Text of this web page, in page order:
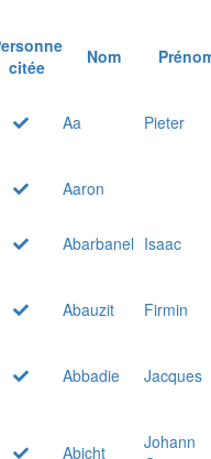
citée
Nom
Aa Pieter
Aaron
Abarbanel Isaac
Abauzit
Firmin
Abbadie
Jacques
Abicht
Johann